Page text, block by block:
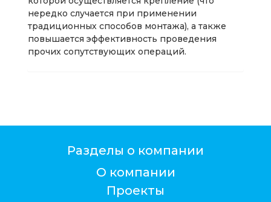
нередко случается при применении
традиционных способов монтажа), а также
повышается эффективность проведения
прочих сопутствующих операций.
Разделы о компании
О компании
Проекты